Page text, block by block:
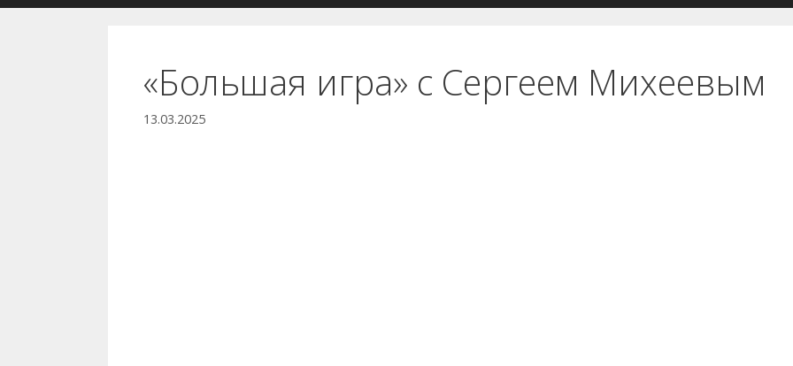
«Большая игра» с Сергеем Михеевым
13.03.2025